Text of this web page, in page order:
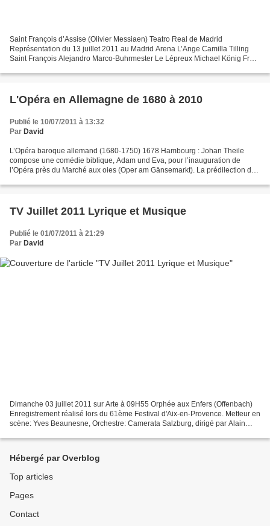
Saint François d’Assise (Olivier Messiaen) Teatro Real de Madrid
Représentation du 13 juillet 2011 au Madrid Arena L’Ange Camilla Tilling
Saint François Alejandro Marco-Buhrmester Le Lépreux Michael König Frère
L'Opéra en Allemagne de 1680 à 2010
Publié le 10/07/2011 à 13:32
Par David
L’Opéra baroque allemand (1680-1750) 1678 Hambourg : Johan Theile
compose une comédie biblique, Adam und Eva, pour l’inauguration de
l’Opéra près du Marché aux oies (Oper am Gänsemarkt). La prédilection des
TV Juillet 2011 Lyrique et Musique
Publié le 01/07/2011 à 21:29
Par David
Dimanche 03 juillet 2011 sur Arte à 09H55 Orphée aux Enfers (Offenbach)
Enregistrement réalisé lors du 61ème Festival d'Aix-en-Provence. Metteur en
scène: Yves Beaunesne, Orchestre: Camerata Salzburg, dirigé par Alain
Hébergé par Overblog
Top articles
Pages
Contact